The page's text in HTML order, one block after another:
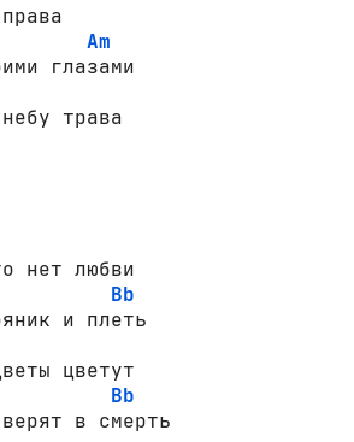
Am
глазами
Bb
и плеть
цветут
Bb
в смерть